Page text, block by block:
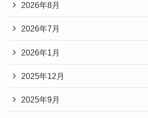
2026年8月
2026年7月
2026年1月
2025年12月
2025年9月